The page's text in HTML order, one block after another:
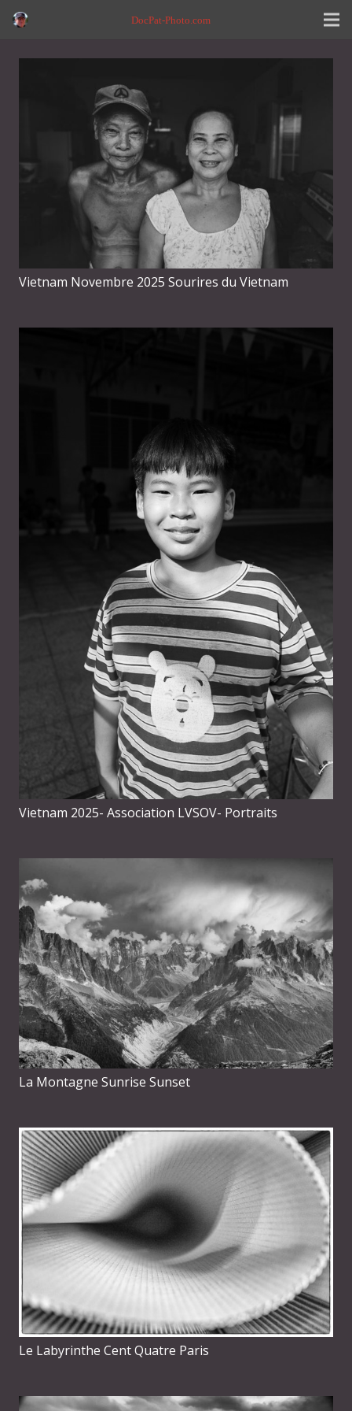
DocPat-Photo.com
Vietnam Novembre 2025 Sourires du Vietnam
Vietnam 2025- Association LVSOV- Portraits
La Montagne Sunrise Sunset
Le Labyrinthe Cent Quatre Paris